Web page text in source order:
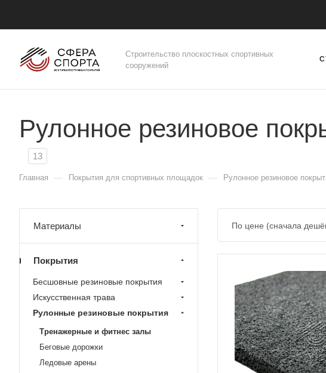
Строительство плоскостных спортивных
сооружений
Рулонное резиновое
13
Главная — Покрытия для спортивных площадок — Рулонное резиновое
По цене (сначала
Материалы
Покрытия
Бесшовные резиновые покрытия
Искусственная трава
Рулонные резиновые покрытия
Тренажерные и фитнес залы
Беговые дорожки
Ледовые арены